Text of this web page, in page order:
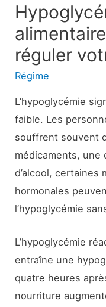
réguler
Régime
L’hypoglycémie
faible. Les
souffrent souvent
médicaments, une
d’alcool, certaines
hormonales
l’hypoglycémie
L’hypoglycémie
entraîne une
quatre heures
nourriture